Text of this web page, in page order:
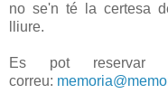
no se'n té la certesa
lliure.
Es pot reservar
correu: